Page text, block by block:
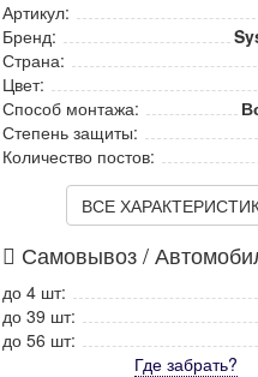
Артикул:
Бренд:
Страна:
Цвет:
Способ монтажа:
Степень защиты:
Количество постов:
ВСЕ
Самовывоз /
до 4 шт:
до 39 шт:
до 56 шт:
Где забрать?